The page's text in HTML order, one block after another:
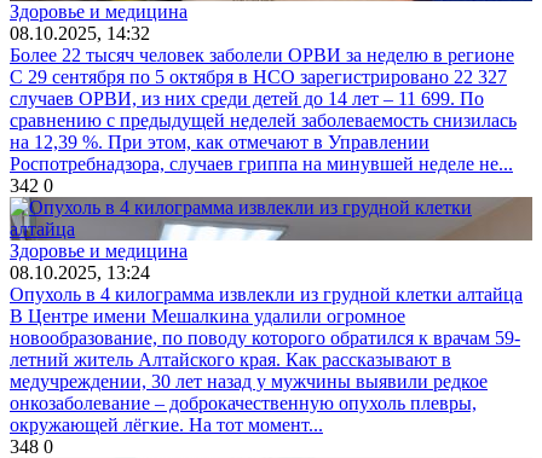
Здоровье и медицина
08.10.2025, 14:32
Более 22 тысяч человек заболели ОРВИ за неделю в регионе
С 29 сентября по 5 октября в НСО зарегистрировано 22 327
случаев ОРВИ, из них среди детей до 14 лет – 11 699. По
сравнению с предыдущей неделей заболеваемость снизилась
на 12,39 %. При этом, как отмечают в Управлении
Роспотребнадзора, случаев гриппа на минувшей неделе не...
342 0
Здоровье и медицина
08.10.2025, 13:24
Опухоль в 4 килограмма извлекли из грудной клетки алтайца
В Центре имени Мешалкина удалили огромное
новообразование, по поводу которого обратился к врачам 59-
летний житель Алтайского края. Как рассказывают в
медучреждении, 30 лет назад у мужчины выявили редкое
онкозаболевание – доброкачественную опухоль плевры,
окружающей лёгкие. На тот момент...
348 0